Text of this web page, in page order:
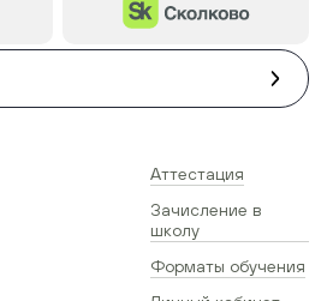
Аттестация
Зачисление в
школу
Форматы обучения